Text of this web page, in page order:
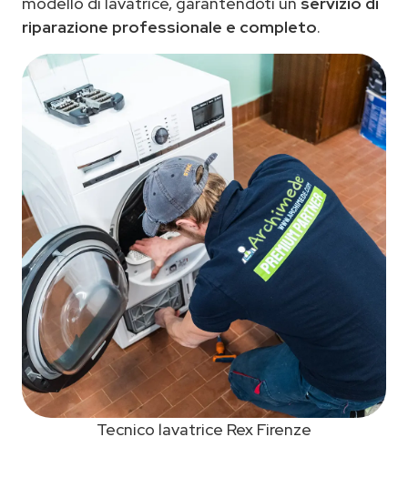
riparazione professionale e completo.
Tecnico lavatrice Rex Firenze